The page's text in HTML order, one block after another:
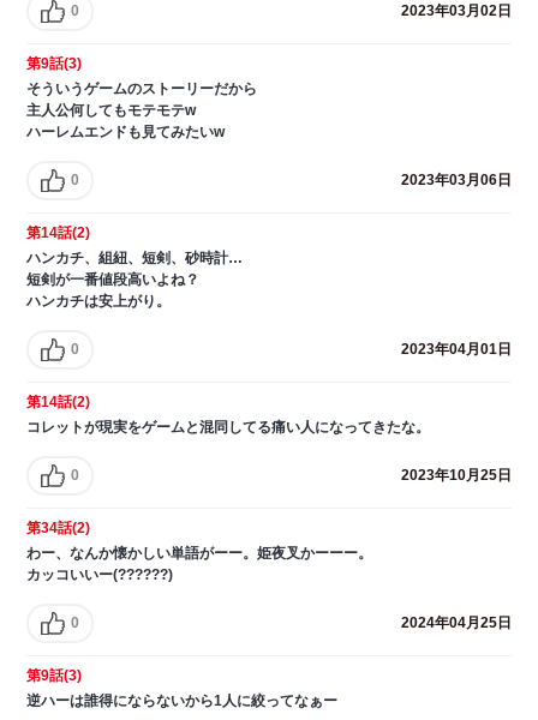
0 2023年03月02日
第9話(3)
そういうゲームのストーリーだから
主人公何してもモテモテw
ハーレムエンドも見てみたいw
0 2023年03月06日
第14話(2)
ハンカチ、組紐、短剣、砂時計…
短剣が一番値段高いよね？
ハンカチは安上がり。
0 2023年04月01日
第14話(2)
コレットが現実をゲームと混同してる痛い人になってきたな。
0 2023年10月25日
第34話(2)
わー、なんか懐かしい単語がーー。姫夜叉かーーー。
カッコいいー(??????)
0 2024年04月25日
第9話(3)
逆ハーは誰得にならないから1人に絞ってなぁー